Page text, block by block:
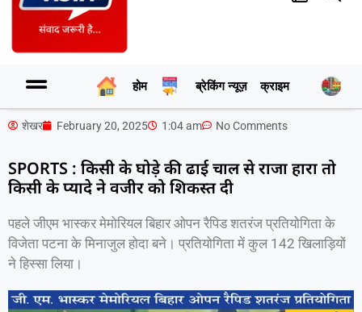
होम ब्रेकिंग न्यूज़ क्राइम
शेखर February 20, 2025 1:04 am No Comments
SPORTS : किसी के घोड़े की ढाई चाल से राजा हारा तो
किसी के प्यादे ने वजीर को शिकस्त दी
पहले जीएम भास्कर मेमोरियल बिहार ओपन रैपिड शतरंज प्रतियोगिता के
विजेता पटना के मिनाजुल होदा बने। प्रतियोगिता में कुल 142 खिलाड़ियों
ने हिस्सा लिया।